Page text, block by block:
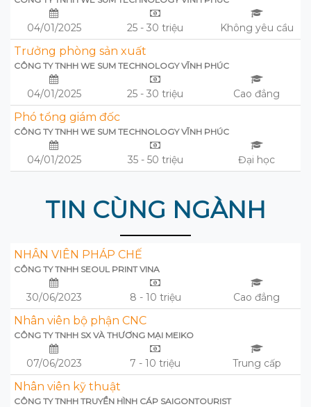
04/01/2025 25 - 30 triệu Không yêu cầu
Trưởng phòng sản xuất
CÔNG TY TNHH WE SUM TECHNOLOGY VĨNH PHÚC
04/01/2025 25 - 30 triệu Cao đẳng
Phó tổng giám đốc
CÔNG TY TNHH WE SUM TECHNOLOGY VĨNH PHÚC
04/01/2025 35 - 50 triệu Đại học
TIN CÙNG NGÀNH
NHÂN VIÊN PHÁP CHẾ
CÔNG TY TNHH SEOUL PRINT VINA
30/06/2023 8 - 10 triệu Cao đẳng
Nhân viên bộ phận CNC
CÔNG TY TNHH SX VÀ THƯƠNG MẠI MEIKO
07/06/2023 7 - 10 triệu Trung cấp
Nhân viên kỹ thuật
CÔNG TY TNHH TRUYỀN HÌNH CÁP SAIGONTOURIST